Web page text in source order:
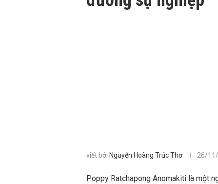
viết bởi Nguyễn Hoàng Trúc Thơ 26/
Poppy Ratchapong Anomakiti là một